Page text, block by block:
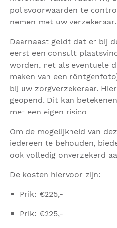
polisvoorwaarden te
nemen met uw verzekeraar.
Daarnaast geldt dat er bij
eerst een consult
worden, net als eventuele
maken van een
bij uw zorgverzekeraar.
geopend. Dit kan
met een eigen risico.
Om de mogelijkheid van
iedereen te behouden,
ook volledig onverzekerd
De kosten hiervoor zijn:
Prik: €225,-
Prik: €225,-